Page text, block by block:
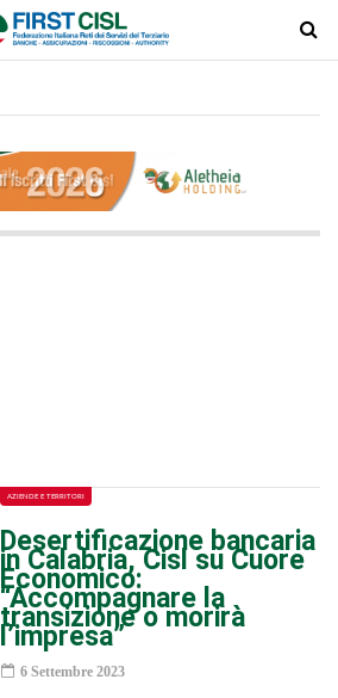
AZIENDE E TERRITORI
Desertificazione bancaria
in Calabria, Cisl su Cuore
Economico:
“Accompagnare la
transizione o morirà
l’impresa”
6 Settembre 2023